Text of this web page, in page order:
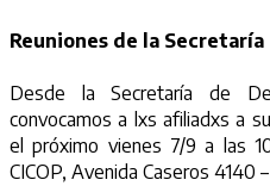
Reuniones de la Secretaría
Desde la Secretaría de
convocamos a lxs afiliadxs a
el próximo vienes 7/9 a las
CICOP, Avenida Caseros 4140